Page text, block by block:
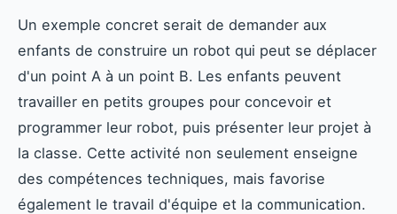
Un exemple concret serait de demander aux
enfants de construire un robot qui peut se déplacer
d'un point A à un point B. Les enfants peuvent
travailler en petits groupes pour concevoir et
programmer leur robot, puis présenter leur projet à
la classe. Cette activité non seulement enseigne
des compétences techniques, mais favorise
également le travail d'équipe et la communication.